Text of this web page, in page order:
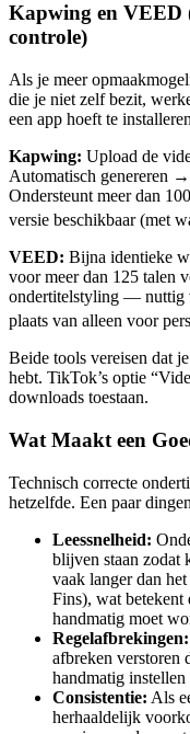
Kapwing en VEED
controle)
Als je meer
die je niet zelf bezit,
een app hoeft te
Kapwing: Upload de
Automatisch genereren
Ondersteunt meer dan
versie beschikbaar (met
VEED: Bijna identieke
voor meer dan 125 talen
ondertitelstyling — nuttig
plaats van alleen voor
Beide tools vereisen dat
hebt. TikTok’s optie
downloads toestaan.
Wat Maakt een
Technisch correcte
hetzelfde. Een paar
Leessnelheid:
blijven staan zodat
vaak langer dan
Fins), wat betekent
handmatig moet
Regelafbrekingen:
afbreken verstoren
handmatig
Consistentie: Als
herhaaldelijk